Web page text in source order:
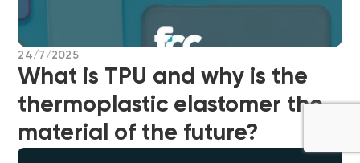
24/7/2025
What is TPU and why is the
thermoplastic elastomer the
material of the future?